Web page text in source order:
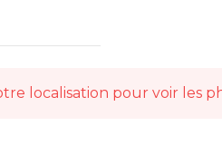
localisation pour voir les